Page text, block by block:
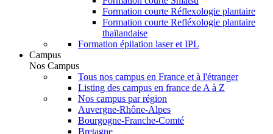
Formation courte Réflexologie plantaire
Formation courte Refléxologie plantaire
thaïlandaise
Formation épilation laser et IPL
Campus
Nos Campus
Tous nos campus en France et à l'étranger
Listing des campus en france de A à Z
Nos campus par région
Auvergne-Rhône-Alpes
Bourgogne-Franche-Comté
Bretagne